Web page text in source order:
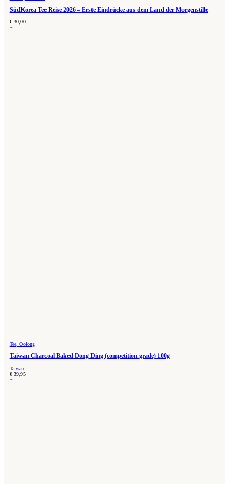
SüdKorea Tee Reise 2026 – Erste Eindrücke aus dem Land der Morgenstille
€30,00
+
Tee, Oolong
Taiwan Charcoal Baked Dong Ding (competition grade) 100g
Taiwan
€39,95
+